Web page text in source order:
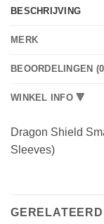
BESCHRIJVING
MERK
BEOORDELINGEN
WINKEL INFO 🔻
Dragon Shield
Sleeves)